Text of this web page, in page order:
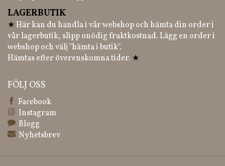
LAGERBUTIK
★ Här kan du handla i vår webshop och hämta din order i
vår lagerbutik, slipp onödig fraktkostnad. Lägg en order i
webshop och välj "hämta i butik".
Hämtas efter överenskomna tider. ★
FÖLJ OSS
Facebook
Instagram
Blogg
Nyhetsbrev